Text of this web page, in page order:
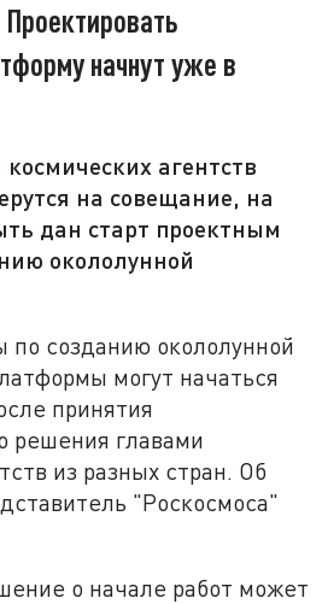
начнут уже в
агентств
на совещание, на
дан старт проектным
окололунной
по созданию окололунной
могут начаться
принятия
решения главами
из разных стран. Об
"Роскосмоса"
о начале работ может